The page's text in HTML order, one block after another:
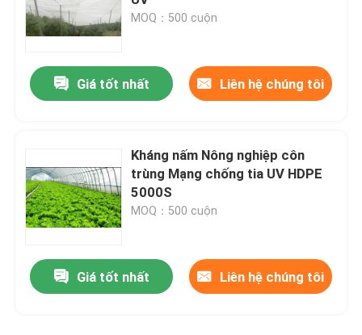
Đèn PE
lưới nhựa lưới
Cà vạt cáp nylon
MOQ：500 cuộn
Giá tốt nhất Liên hệ chúng tôi
Kháng nấm Nông nghiệp côn
trùng Mạng chống tia UV HDPE
5000S
MOQ：500 cuộn
Giá tốt nhất Liên hệ chúng tôi